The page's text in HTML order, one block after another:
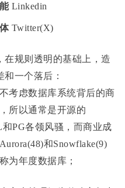
Linkedin
Twitter(X)
在规则透明的基础上，造
和一个落后：
考虑数据库系统背后的商
所以通常是开源的
PG各领风骚，而商业成
和Snowflake(9)
为年度数据库；